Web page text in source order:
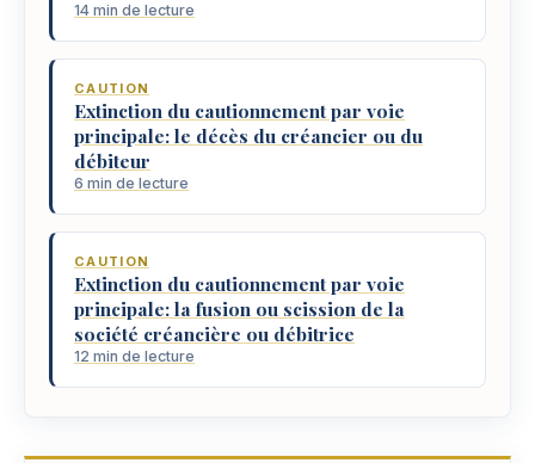
14 min de lecture
CAUTION
Extinction du cautionnement par voie
principale: le décès du créancier ou du
débiteur
6 min de lecture
CAUTION
Extinction du cautionnement par voie
principale: la fusion ou scission de la
société créancière ou débitrice
12 min de lecture